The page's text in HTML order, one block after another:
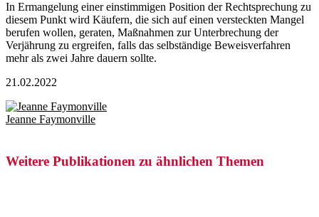
In Ermangelung einer einstimmigen Position der Rechtsprechung zu
diesem Punkt wird Käufern, die sich auf einen versteckten Mangel
berufen wollen, geraten, Maßnahmen zur Unterbrechung der
Verjährung zu ergreifen, falls das selbständige Beweisverfahren
mehr als zwei Jahre dauern sollte.
21.02.2022
Jeanne Faymonville
Weitere Publikationen zu ähnlichen Themen